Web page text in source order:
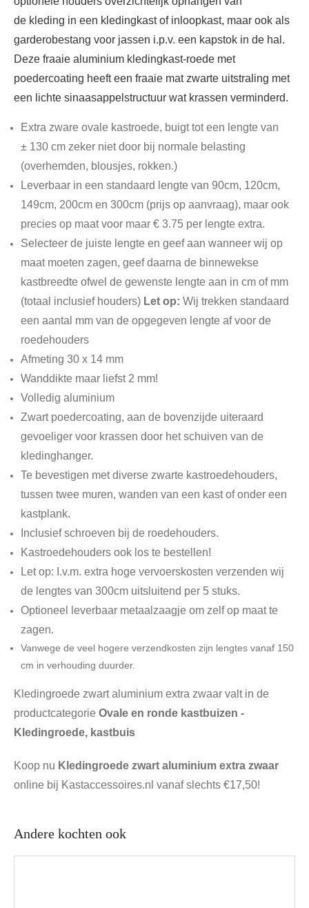
de kleding in een kledingkast of inloopkast, maar ook als
garderobestang voor jassen i.p.v. een kapstok in de hal.
Deze fraaie aluminium kledingkast-roede met
poedercoating heeft een fraaie mat zwarte uitstraling met
een lichte sinaasappelstructuur wat krassen verminderd.
Extra zware ovale kastroede, buigt tot een lengte van
± 130 cm zeker niet door bij normale belasting
(overhemden, blousjes, rokken.)
Leverbaar in een standaard lengte van 90cm, 120cm,
149cm, 200cm en 300cm (prijs op aanvraag), maar ook
precies op maat voor maar € 3.75 per lengte extra.
Selecteer de juiste lengte en geef aan wanneer wij op
maat moeten zagen, geef daarna de binnewekse
kastbreedte ofwel de gewenste lengte aan in cm of mm
(totaal inclusief houders) Let op: Wij trekken standaard
een aantal mm van de opgegeven lengte af voor de
roedehouders
Afmeting 30 x 14 mm
Wanddikte maar liefst 2 mm!
Volledig aluminium
Zwart poedercoating, aan de bovenzijde uiteraard
gevoeliger voor krassen door het schuiven van de
kledinghanger.
Te bevestigen met diverse zwarte kastroedehouders,
tussen twee muren, wanden van een kast of onder een
kastplank.
Inclusief schroeven bij de roedehouders.
Kastroedehouders ook los te bestellen!
Let op: I.v.m. extra hoge vervoerskosten verzenden wij
de lengtes van 300cm uitsluitend per 5 stuks.
Optioneel leverbaar metaalzaagje om zelf op maat te
zagen.
Vanwege de veel hogere verzendkosten zijn lengtes vanaf 150
cm in verhouding duurder.
Kledingroede zwart aluminium extra zwaar valt in de
productcategorie Ovale en ronde kastbuizen -
Kledingroede, kastbuis
Koop nu Kledingroede zwart aluminium extra zwaar
online bij Kastaccessoires.nl vanaf slechts €17,50!
Andere kochten ook